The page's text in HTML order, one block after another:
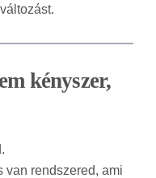
kényszer,
van rendszered, ami